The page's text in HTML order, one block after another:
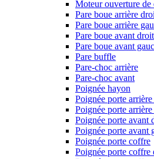
Moteur ouverture
Pare boue arrière
Pare boue arrière
Pare boue avant droit
Pare boue avant
Pare buffle
Pare-choc arrière
Pare-choc avant
Poignée hayon
Poignée porte
Poignée porte
Poignée porte avant
Poignée porte avant
Poignée porte coffre
Poignée porte coffre